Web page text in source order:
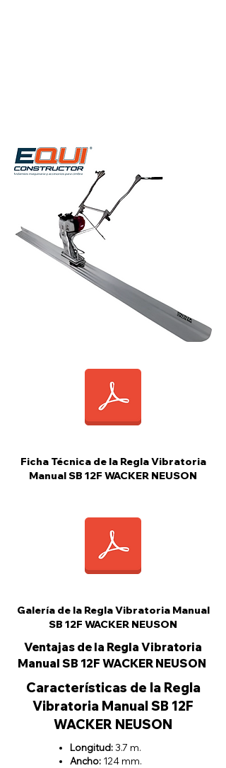
Ficha Técnica de la Regla Vibratoria
Manual SB 12F WACKER NEUSON
Galería de la Regla Vibratoria Manual
SB 12F WACKER NEUSON
Ventajas de la Regla Vibratoria
Manual SB 12F WACKER NEUSON
Características de la Regla
Vibratoria Manual SB 12F
WACKER NEUSON
Longitud:3.7 m.
Ancho: 124 mm.